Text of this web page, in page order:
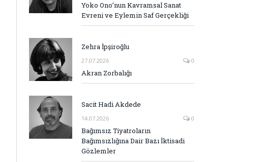
Yoko Ono’nun Kavramsal Sanat
Evreni ve Eylemin Saf Gerçekliği
Zehra İpşiroğlu
27.07.2026 0
Akran Zorbalığı
Sacit Hadi Akdede
14.07.2026 0
Bağımsız Tiyatroların
Bağımsızlığına Dair Bazı İktisadi
Gözlemler